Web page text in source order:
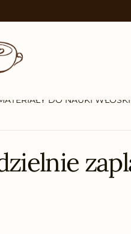
DO NAUKI